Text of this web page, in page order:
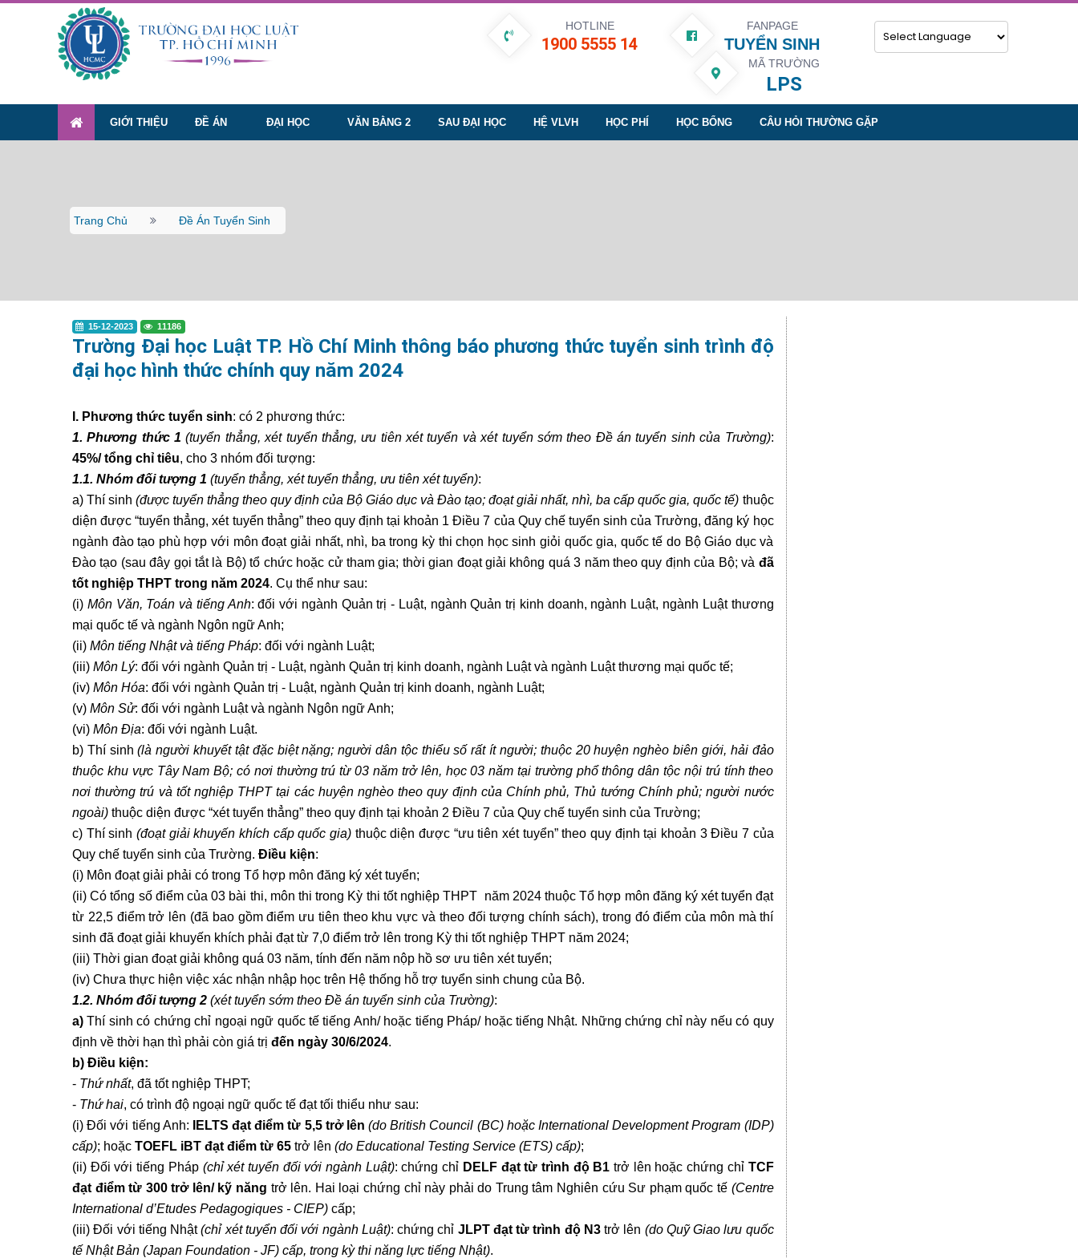
FANPAGE
TUYỂN SINH
HOTLINE
1900 5555 14
MÃ TRƯỜNG
LPS
GIỚI THIỆU ĐỀ ÁN ĐẠI HỌC VĂN BẰNG 2 SAU ĐẠI HỌC HỆ VLVH HỌC PHÍ HỌC BỔNG CÂU HỎI THƯỜNG GẶP
Trang Chủ Đề Án Tuyển Sinh
15-12-2023 11186
Trường Đại học Luật TP. Hồ Chí Minh thông báo phương thức tuyển sinh trình độ
đại học hình thức chính quy năm 2024
I. Phương thức tuyển sinh: có 2 phương thức:
1. Phương thức 1 (tuyển thẳng, xét tuyển thẳng, ưu tiên xét tuyển và xét tuyển sớm theo Đề án tuyển sinh của Trường):
45%/ tổng chỉ tiêu, cho 3 nhóm đối tượng:
1.1. Nhóm đối tượng 1 (tuyển thẳng, xét tuyển thẳng, ưu tiên xét tuyển):
a) Thí sinh(được tuyển thẳng theo quy định của Bộ Giáo dục và Đào tạo; đoạt giải nhất, nhì, ba cấp quốc gia, quốc tế) thuộc
diện được “tuyển thẳng, xét tuyển thẳng” theo quy định tại khoản 1 Điều 7 của Quy chế tuyển sinh của Trường, đăng ký học
ngành đào tạo phù hợp với môn đoạt giải nhất, nhì, ba trong kỳ thi chọn học sinh giỏi quốc gia, quốc tế do Bộ Giáo dục và
Đào tạo (sau đây gọi tắt là Bộ) tổ chức hoặc cử tham gia; thời gian đoạt giải không quá 3 năm theo quy định của Bộ; và đã
tốt nghiệp THPT trong năm 2024. Cụ thể như sau:
(i) Môn Văn, Toán và tiếng Anh: đối với ngành Quản trị - Luật, ngành Quản trị kinh doanh, ngành Luật, ngành Luật thương
mại quốc tế và ngành Ngôn ngữ Anh;
(ii) Môn tiếng Nhật và tiếng Pháp: đối với ngành Luật;
(iii) Môn Lý: đối với ngành Quản trị - Luật, ngành Quản trị kinh doanh, ngành Luật và ngành Luật thương mại quốc tế;
(iv) Môn Hóa: đối với ngành Quản trị - Luật, ngành Quản trị kinh doanh, ngành Luật;
(v) Môn Sử: đối với ngành Luật và ngành Ngôn ngữ Anh;
(vi) Môn Địa: đối với ngành Luật.
b) Thí sinh(là người khuyết tật đặc biệt nặng; người dân tộc thiểu số rất ít người; thuộc 20 huyện nghèo biên giới, hải đảo
thuộc khu vực Tây Nam Bộ; có nơi thường trú từ 03 năm trở lên, học 03 năm tại trường phổ thông dân tộc nội trú tính theo
nơi thường trú và tốt nghiệp THPT tại các huyện nghèo theo quy định của Chính phủ, Thủ tướng Chính phủ; người nước
ngoài) thuộc diện được “xét tuyển thẳng” theo quy định tại khoản 2 Điều 7 của Quy chế tuyển sinh của Trường;
c) Thí sinh (đoạt giải khuyến khích cấp quốc gia)thuộc diện được “ưu tiên xét tuyển” theo quy định tại khoản 3 Điều 7 của
Quy chế tuyển sinh của Trường. Điều kiện:
(i) Môn đoạt giải phải có trong Tổ hợp môn đăng ký xét tuyển;
(ii) Có tổng số điểm của 03 bài thi, môn thi trong Kỳ thi tốt nghiệp THPT năm 2024 thuộc Tổ hợp môn đăng ký xét tuyển đạt
từ 22,5 điểm trở lên (đã bao gồm điểm ưu tiên theo khu vực và theo đối tượng chính sách), trong đó điểm của môn mà thí
sinh đã đoạt giải khuyến khích phải đạt từ 7,0 điểm trở lên trong Kỳ thi tốt nghiệp THPT năm 2024;
(iii) Thời gian đoạt giải không quá 03 năm, tính đến năm nộp hồ sơ ưu tiên xét tuyển;
(iv) Chưa thực hiện việc xác nhận nhập học trên Hệ thống hỗ trợ tuyển sinh chung của Bộ.
1.2. Nhóm đối tượng 2 (xét tuyển sớm theo Đề án tuyển sinh của Trường):
a) Thí sinh có chứng chỉ ngoại ngữ quốc tế tiếng Anh/ hoặc tiếng Pháp/ hoặc tiếng Nhật. Những chứng chỉ này nếucó quy
định về thời hạn thì phải còn giá trị đến ngày 30/6/2024.
b) Điều kiện:
- Thứ nhất, đã tốt nghiệp THPT;
- Thứ hai, có trình độ ngoại ngữ quốc tế đạt tối thiểu như sau:
(i) Đối với tiếng Anh:
IELTS đạt điểm từ 5,5 trở lên (doBritish Council (BC) hoặcInternational Development Program (IDP)
cấp); hoặc TOEFL iBT đạt điểm từ 65 trở lên (do Educational Testing Service (ETS) cấp);
(ii) Đối với tiếng Pháp (chỉ xét tuyển đối với ngành Luật):chứng chỉ DELF đạt từ trình độ B1trở lên hoặc chứng chỉ TCF
đạt điểm từ 300trở lên/ kỹ năng trở lên. Hai loại chứng chỉ này phải do Trung tâm Nghiên cứu Sư phạm quốc tế(Centre
International d’Etudes Pedagogiques - CIEP) cấp;
(iii) Đối với tiếng Nhật(chỉ xét tuyển đối với ngành Luật): chứng chỉ JLPT đạt từ trình độ N3trở lên (do QuỹGiao lưu quốc
tế Nhật Bản (Japan Foundation - JF) cấp, trong kỳ thi năng lực tiếng Nhật).